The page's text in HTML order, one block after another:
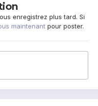
enregistrez plus tard. Si
maintenant pour poster.